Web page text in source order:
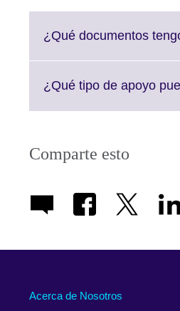
¿Qué documentos
¿Qué tipo de apoyo
Comparte esto
Acerca de Nosotros